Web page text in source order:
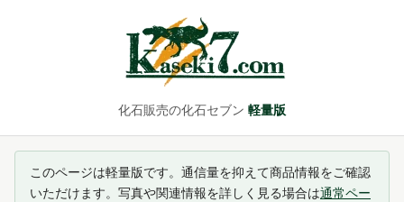
化石販売の化石セブン 軽量版
このページは軽量版です。通信量を抑えて商品情報をご確認
いただけます。写真や関連情報を詳しく見る場合は通常ペー